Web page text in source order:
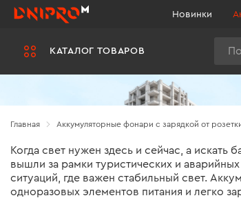
КАТАЛОГ ТОВАРОВ
Новинки
Главная Аккумуляторные фонари с зарядкой от
Когда свет нужен здесь и сейчас, а
вышли за рамки туристических и
ситуаций, где важен стабильный свет.
одноразовых элементов питания и легко